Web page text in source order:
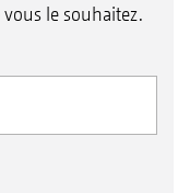
le souhaitez.